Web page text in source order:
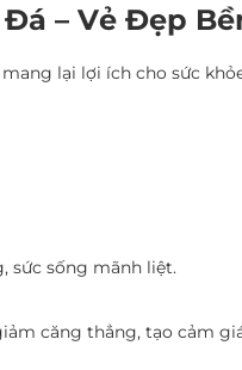
– Vẻ Đẹp
lại lợi ích cho sức
sức sống mãnh liệt.
căng thẳng, tạo cảm